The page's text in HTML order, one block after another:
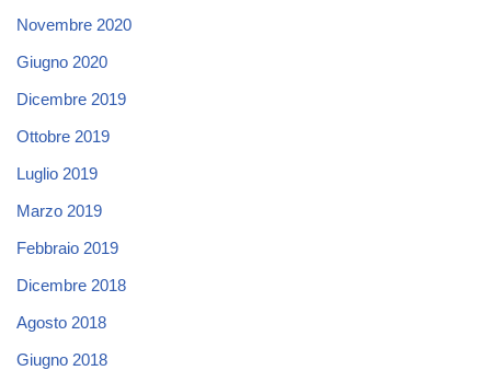
Novembre 2020
Giugno 2020
Dicembre 2019
Ottobre 2019
Luglio 2019
Marzo 2019
Febbraio 2019
Dicembre 2018
Agosto 2018
Giugno 2018